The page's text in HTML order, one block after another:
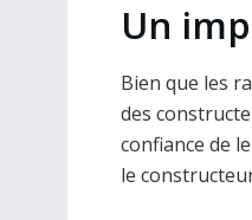
Un
Bien que les
des
confiance de
le